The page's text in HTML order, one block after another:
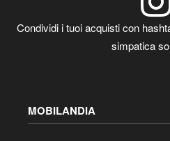
Condividi i tuoi acquisti con
simpatica
MOBILANDIA